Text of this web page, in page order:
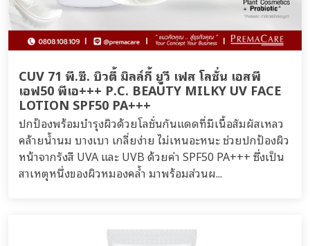
CUV 71 พี.ซี. บิวตี้ มิลล์กี้ ยูวี เฟส โลชั่น เอสพี
เอฟ50 พีเอ+++ P.C. BEAUTY MILKY UV FACE
LOTION SPF50 PA+++
ปกป้องพร้อมบำรุงผิวด้วยโลชั่นกันแดดที่มีเนื้อสัมผัสเหลว
คล้ายน้ำนม บางเบา เกลี่ยง่าย ไม่เหนอะหนะ ช่วยปกป้องผิว
หน้าจากรังสี UVA และ UVB ด้วยค่า SPF50 PA+++ ซึ่งเป็น
สาเหตุหนึ่งของผิวหมองคล้ำ มาพร้อมส่วนผ...